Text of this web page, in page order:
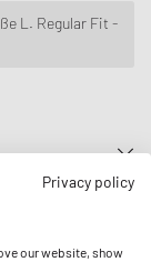
L. Regular Fit -
WIP vier
Die OG Active
Style,
Privacy policy
our website, show